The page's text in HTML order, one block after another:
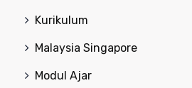
Kurikulum
Malaysia Singapore
Modul Ajar